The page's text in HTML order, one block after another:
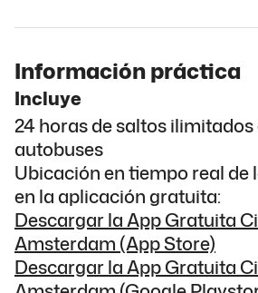
Información práctica
Incluye
24 horas de saltos
autobuses
Ubicación en tiempo real de
en la aplicación gratuita:
Descargar la App Gratuita
Amsterdam (App Store)
Descargar la App Gratuita